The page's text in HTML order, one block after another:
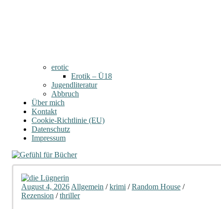
erotic
Erotik – Ü18
Jugendliteratur
Abbruch
Über mich
Kontakt
Cookie-Richtlinie (EU)
Datenschutz
Impressum
August 4, 2026 Allgemein /krimi /Random House /
Rezension /thriller